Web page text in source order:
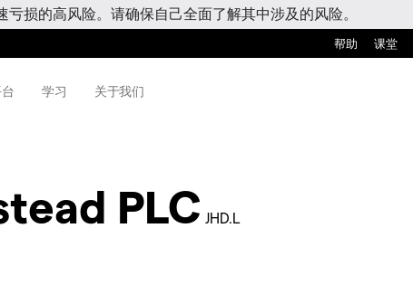
损的高风险。请确保自己全面了解其中涉及的风险。
帮助 课堂
学习 关于我们
PLC JHD.L